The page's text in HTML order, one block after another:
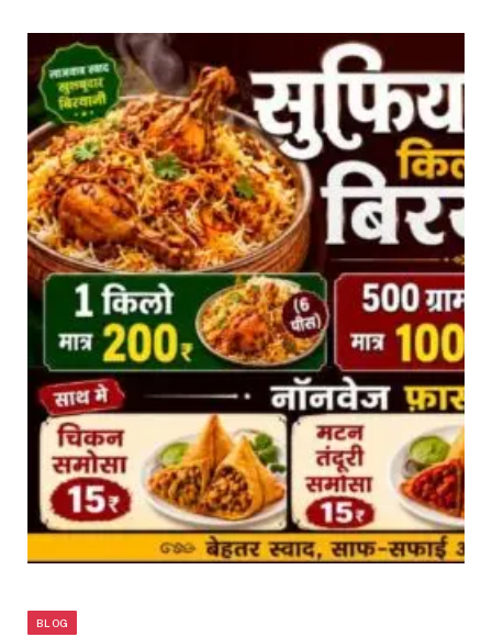
BLOG